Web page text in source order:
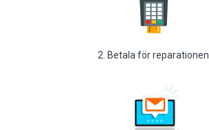
2. Betala för reparationen.